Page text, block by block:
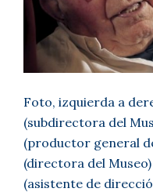
Foto, izquierda a
(subdirectora del
(productor general
(directora del
(asistente de